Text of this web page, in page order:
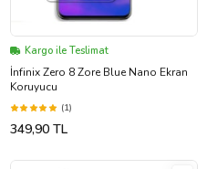
Kargo ile Teslimat
İnfinix Zero 8 Zore Blue Nano Ekran
Koruyucu
(1)
349,90 TL